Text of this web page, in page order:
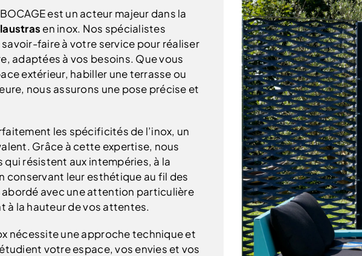
est un acteur majeur dans la
en inox. Nos spécialistes
faire à votre service pour réaliser
adaptées à vos besoins. Que vous
extérieur, habiller une terrasse ou
nous assurons une pose précise et
les spécificités de l’inox, un
Grâce à cette expertise, nous
résistent aux intempéries, à la
conservant leur esthétique au fil des
avec une attention particulière
à la hauteur de vos attentes.
nécessite une approche technique et
votre espace, vos envies et vos